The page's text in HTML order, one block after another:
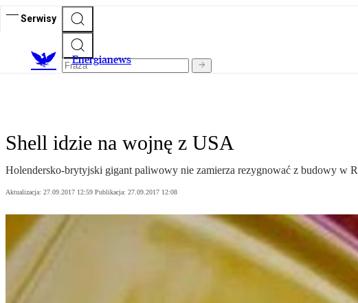
Serwisy
Energianews
Shell idzie na wojnę z USA
Holendersko-brytyjski gigant paliwowy nie zamierza rezygnować z budowy w
Aktualizacja: 27.09.2017 12:59 Publikacja: 27.09.2017 12:08